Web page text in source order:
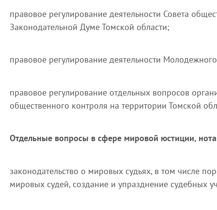
правовое регулирование деятельности Совета
Законодательной Думе Томской области;
правовое регулирование деятельности
правовое регулирование отдельных вопросов
общественного контроля на территории Томской
Отдельные вопросы в сфере мировой юстиции,
законодательство о мировых судьях, в том числе
мировых судей, создание и упразднение судебных